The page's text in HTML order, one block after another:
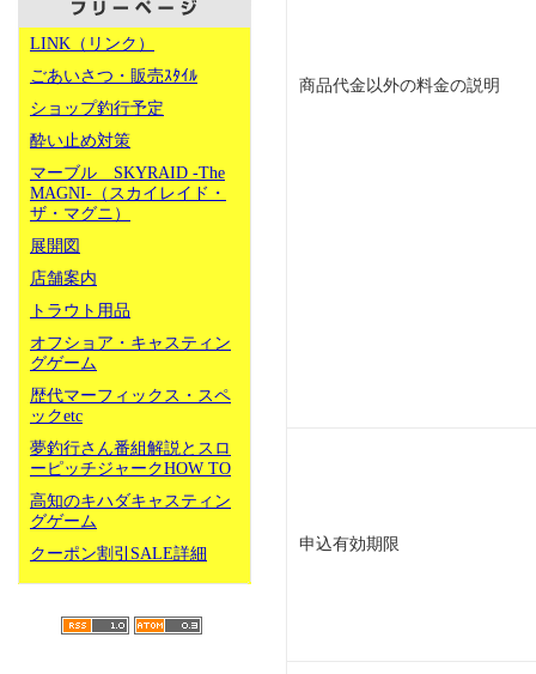
LINK（リンク）
ごあいさつ・販売ｽﾀｲﾙ
ショップ釣行予定
酔い止め対策
マーブル SKYRAID -The
MAGNI-（スカイレイド・
ザ・マグニ）
展開図
店舗案内
トラウト用品
オフショア・キャスティン
グゲーム
歴代マーフィックス・スペ
ックetc
夢釣行さん番組解説とスロ
ーピッチジャークHOW TO
高知のキハダキャスティン
グゲーム
クーポン割引SALE詳細
商品代金以外の料金の説明
申込有効期限